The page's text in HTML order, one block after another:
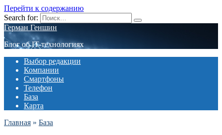
Перейти к содержанию
Search for:
Герман Геншин
Блог об IT-технологиях
Выбор редакции
Компании
Смартфоны
Телефон
База
Карта
Главная » База